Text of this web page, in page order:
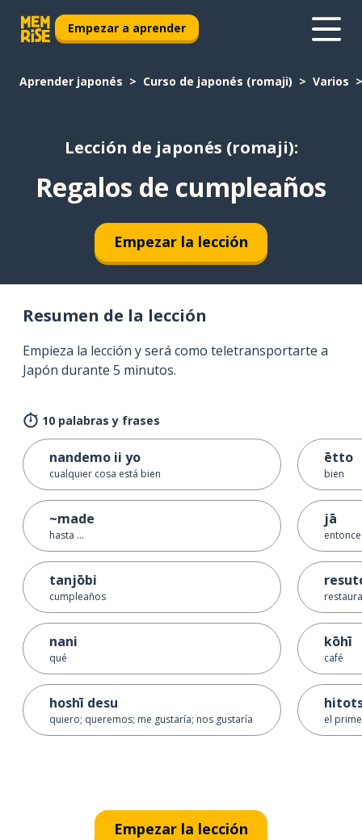
Empezar a aprender
Aprender japonés Curso de japonés (romaji) Varios
Lección de japonés (romaji):
Regalos de cumpleaños
Empezar la lección
Resumen de la lección
Empieza la lección y será como teletransportarte a
Japón durante 5 minutos.
10 palabras y frases
nandemo ii yo
cualquier cosa está bien
~made
hasta ...
tanjōbi
cumpleaños
nani
qué
hoshī desu
quiero; queremos; me gustaría; nos gustaría
ētto
bien
jā
kōhī
café
el
Empezar la lección